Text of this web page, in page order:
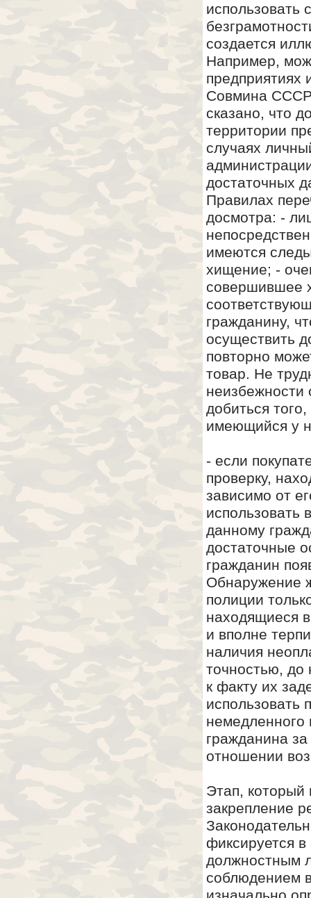
использовать
создается
Например,
предприятиях
Совмина СССР
сказано, что
территории
случаях
достаточных
Правилах
досмотра: -
имеются
хищение; -
совершившее
гражданину,
осуществить
повторно
товар. Не
неизбежности
добиться
имеющийся у
- если
проверку,
зависимо от
использовать
данному
достаточные
гражданин
Обнаружение
полиции
находящиеся
и вполне
наличия
точностью, до
к факту их
использовать
немедленного
гражданина
отношении
Этап, который
закрепление
фиксируется в
должностным
соблюдением